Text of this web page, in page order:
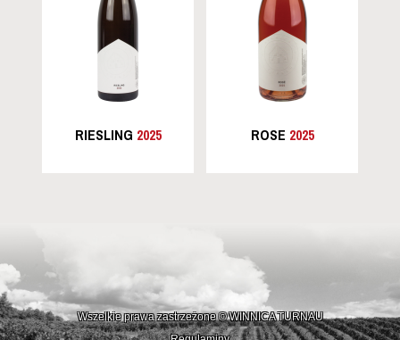
RIESLING 2025 ROSE 2025
Wszelkie prawa zastrzeżone © WINNICA TURNAU